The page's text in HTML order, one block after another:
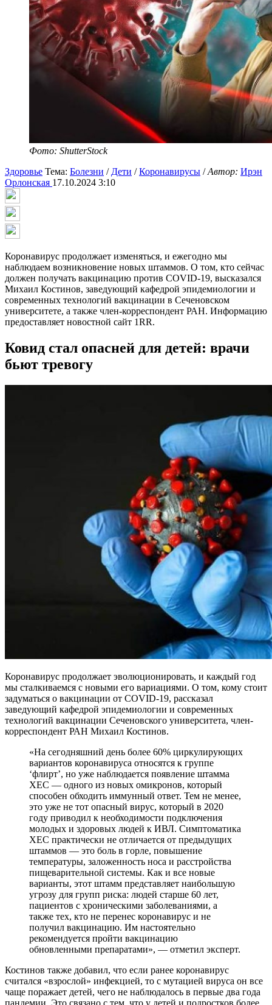
Фото: ShutterStock
Здоровье Тема: Болезни / Дети /Коронавирусы /Автор: Ирэн
Орлонская 17.10.2024 3:10
Коронавирус продолжает изменяться, и ежегодно мы
наблюдаем возникновение новых штаммов. О том, кто сейчас
должен получать вакцинацию против COVID-19, высказался
Михаил Костинов, заведующий кафедрой эпидемиологии и
современных технологий вакцинации в Сеченовском
университете, а также член-корреспондент РАН. Информацию
предоставляет новостной сайт 1RR.
Ковид стал опасней для детей: врачи
бьют тревогу
Коронавирус продолжает эволюционировать, и каждый год
мы сталкиваемся с новыми его вариациями. О том, кому стоит
задуматься о вакцинации от COVID-19, рассказал
заведующий кафедрой эпидемиологии и современных
технологий вакцинации Сеченовского университета, член-
корреспондент РАН Михаил Костинов.
«На сегодняшний день более 60% циркулирующих
вариантов коронавируса относятся к группе
‘флирт’, но уже наблюдается появление штамма
ХЕС — одного из новых омикронов, который
способен обходить иммунный ответ. Тем не менее,
это уже не тот опасный вирус, который в 2020
году приводил к необходимости подключения
молодых и здоровых людей к ИВЛ. Симптоматика
ХЕС практически не отличается от предыдущих
штаммов — это боль в горле, повышение
температуры, заложенность носа и расстройства
пищеварительной системы. Как и все новые
варианты, этот штамм представляет наибольшую
угрозу для групп риска: людей старше 60 лет,
пациентов с хроническими заболеваниями, а
также тех, кто не перенес коронавирус и не
получил вакцинацию. Им настоятельно
рекомендуется пройти вакцинацию
обновленными препаратами», — отметил эксперт.
Костинов также добавил, что если ранее коронавирус
считался «взрослой» инфекцией, то с мутацией вируса он все
чаще поражает детей, чего не наблюдалось в первые два года
пандемии. Это связано с тем, что у детей и подростков более